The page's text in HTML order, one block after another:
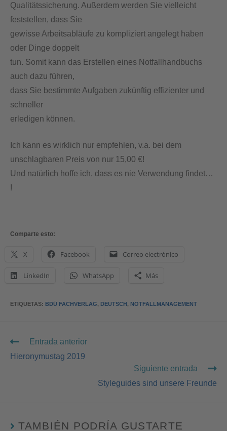
Qualitätssicherung. Außerdem werden Sie vielleicht
feststellen, dass Sie
gewisse Arbeitsabläufe zu kompliziert angelegt haben
oder Dinge doppelt
tun. Somit kann das Erstellen eines Notfallhandbuchs
auch dazu führen,
dass Sie bestimmte Aufgaben zukünftig effizienter und
schneller
erledigen können.
Ich kann es wirklich nur empfehlen, v.a. bei dem
unschlagbaren Preis von nur 15,00 €!
Und natürlich hoffe ich, dass es nie Verwendung findet…
!
Comparte esto:
X Facebook Correo electrónico
LinkedIn WhatsApp Más
ETIQUETAS: BDÜ FACHVERLAG, DEUTSCH, NOTFALLMANAGEMENT
Entrada anterior
Hieronymustag 2019
Siguiente entrada
Styleguides sind unsere Freunde
TAMBIÉN PODRÍA GUSTARTE